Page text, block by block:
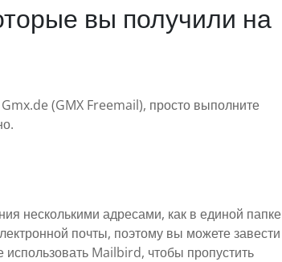
вы получили на
(GMX Freemail), просто выполните
несколькими адресами, как в единой папке
почты, поэтому вы можете завести
Mailbird, чтобы пропустить